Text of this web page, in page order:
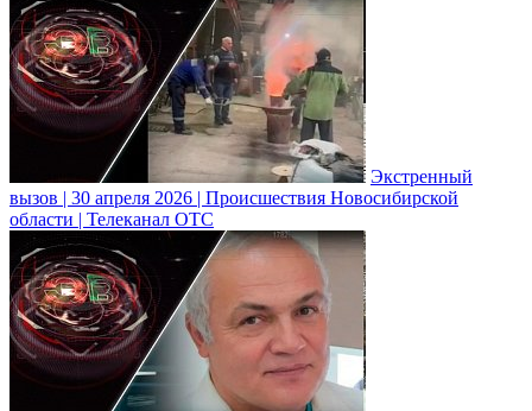
Экстренный
вызов | 30 апреля 2026 | Происшествия Новосибирской
области | Телеканал ОТС